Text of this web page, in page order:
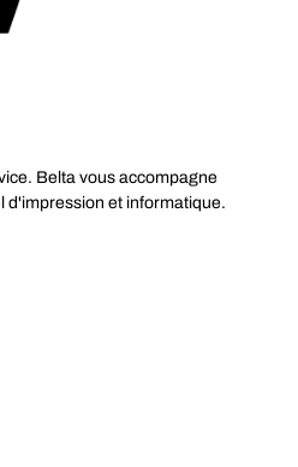
Belta vous accompagne
d'impression et informatique.